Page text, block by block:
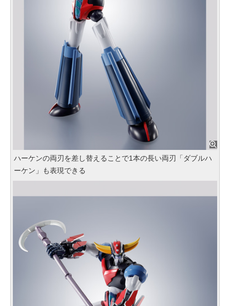
ハーケンの両刃を差し替えることで1本の長い両刃「ダブルハ
ーケン」も表現できる